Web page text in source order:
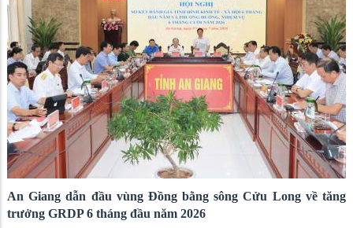
An Giang dẫn đầu vùng Đồng bằng sông Cửu Long về tăng
trưởng GRDP 6 tháng đầu năm 2026